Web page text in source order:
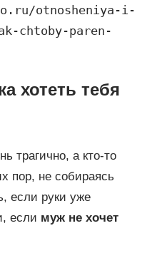
otnosheniya-i-
chtoby-paren-
хотеть тебя
трагично, а кто-то
пор, не собираясь
если руки уже
если муж не хочет